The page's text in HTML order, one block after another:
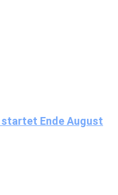
startet Ende August